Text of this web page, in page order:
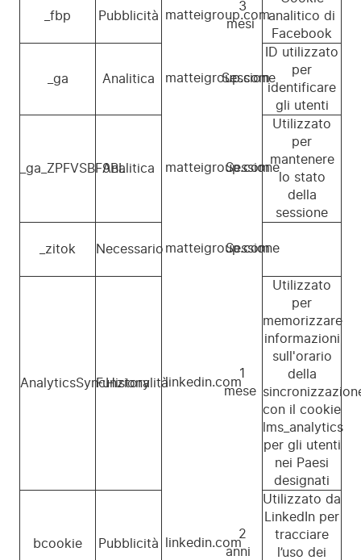
_fbp Pubblicità matteigroup.com
3
mesi
analitico di
Facebook
_ga Analitica matteigroup.com
Sessione
ID utilizzato
per
identificare
gli utenti
_ga_ZPFVSBF9BLAnalitica matteigroup.com
Sessione
Utilizzato
per
mantenere
lo stato
della
sessione
_zitok Necessario matteigroup.com
Sessione
AnalyticsSyncHistory
Funzionalitàlinkedin.com
1
mese
Utilizzato
per
memorizzare
informazioni
sull'orario
della
con il cookie
lms_analytics
per gli utenti
nei Paesi
designati
bcookie Pubblicità linkedin.com
2
anni
Utilizzato da
LinkedIn per
tracciare
l’uso dei